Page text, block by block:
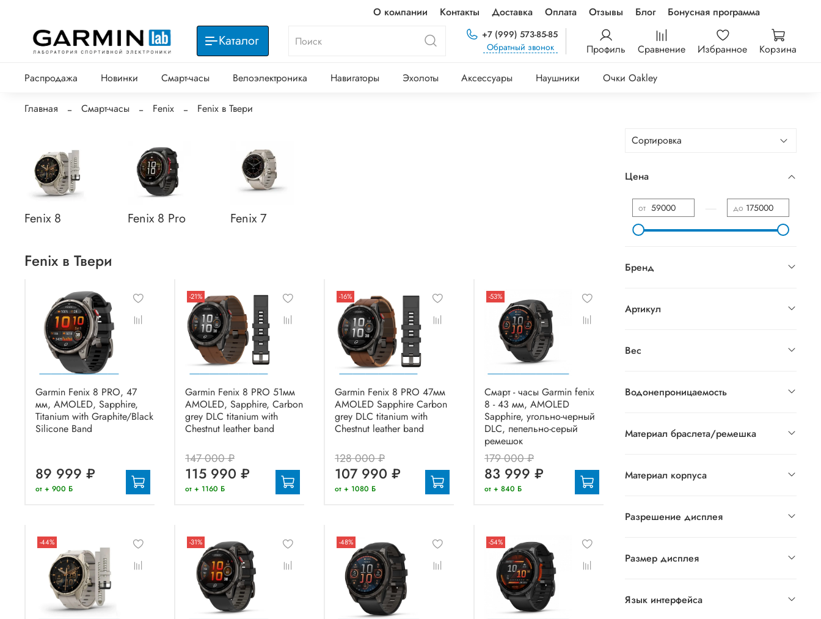
О компании Контакты Доставка Оплата Отзывы Блог Бонусная программа
Каталог
+7 (999) 573-85-85
Обратный звонок
Профиль Сравнение Избранное Корзина
Распродажа Новинки Смарт-часы Велоэлектроника Навигаторы Эхолоты Аксессуары Наушники Очки Oakley
Главная Смарт-часы Fenix Fenix в Твери
Fenix 8 Fenix 8 Pro Fenix 7
Fenix в Твери
Garmin Fenix 8 PRO, 47
мм, AMOLED, Sapphire,
Titanium with Graphite/Black
Silicone Band
89 999 ₽
от + 900 Б
-21%
Garmin Fenix 8 PRO 51мм
AMOLED, Sapphire, Carbon
grey DLC titanium with
Chestnut leather band
147 000 ₽
115 990 ₽
от + 1160 Б
-16%
Garmin Fenix 8 PRO 47мм
AMOLED Sapphire Carbon
grey DLC titanium with
Chestnut leather band
128 000 ₽
107 990 ₽
от + 1080 Б
-53%
Смарт - часы Garmin fenix
8 - 43 мм, AMOLED
Sapphire, угольно-черный
DLC, пепельно-серый
ремешок
179 000 ₽
83 999 ₽
от + 840 Б
-44% -31% -48% -54%
Цена
от до
Бренд
Артикул
Вес
Водонепроницаемость
Материал браслета/ремешка
Материал корпуса
Разрешение дисплея
Размер дисплея
Язык интерфейса